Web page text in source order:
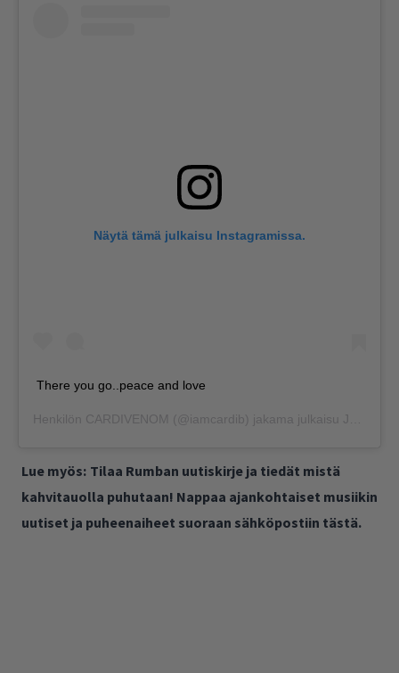
Näytä tämä julkaisu Instagramissa.
There you go..peace and love
Henkilön CARDIVENOM (@iamcardib) jakama julkaisu Joulu 4, 2018 kello 9.49 PST
Lue myös: Tilaa Rumban uutiskirje ja tiedät mistä
kahvitauolla puhutaan! Nappaa ajankohtaiset musiikin
uutiset ja puheenaiheet suoraan sähköpostiin tästä.